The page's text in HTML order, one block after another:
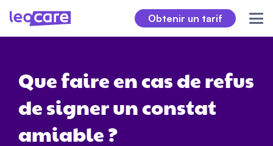
Obtenir un tarif
Que faire en cas de refus
de signer un constat
amiable ?